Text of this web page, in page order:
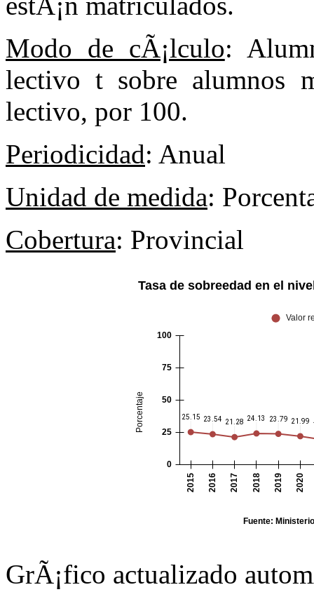
Modo de cÃ¡lculo:
lectivo t sobre alumnos
lectivo, por 100.
Periodicidad: Anual
Unidad de medida:
Cobertura: Provincial
GrÃ¡fico actualizado